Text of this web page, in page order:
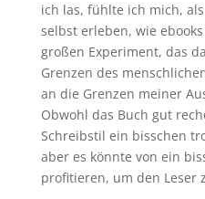
ich las, fühlte ich mich,
selbst erleben, wie
großen Experiment, das
Grenzen des
an die Grenzen meiner
Obwohl das Buch gut
Schreibstil ein bisschen
aber es könnte von ein
profitieren, um den Leser